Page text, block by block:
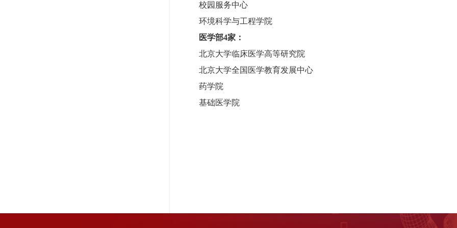
校园服务中心
环境科学与工程学院
医学部4家：
北京大学临床医学高等研究院
北京大学全国医学教育发展中心
药学院
基础医学院